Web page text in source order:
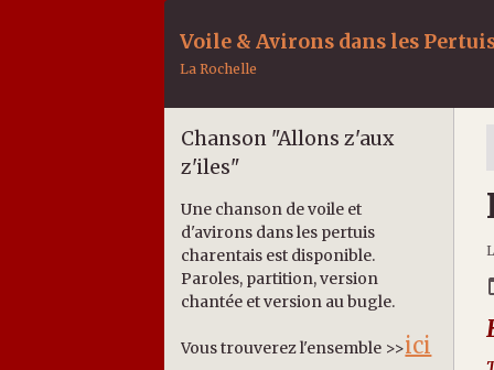
Voile & Avirons dans les
La Rochelle
Chanson "Allons z'aux
z'iles"
Une chanson de voile et
d'avirons dans les pertuis
charentais est disponible.
Paroles, partition, version
chantée et version au bugle.
Vous trouverez l'ensemble >>ici